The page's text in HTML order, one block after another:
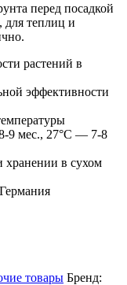
перед посадкой
для теплиц и
растений в
эффективности
9 мес., 27°С — 7-8
хранении в сухом
товары Бренд: